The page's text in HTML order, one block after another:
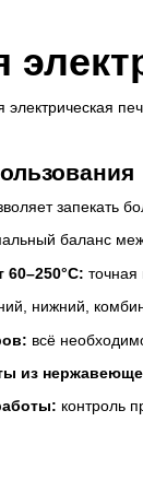
запекать
баланс
точная
нижний,
всё
из
контроль